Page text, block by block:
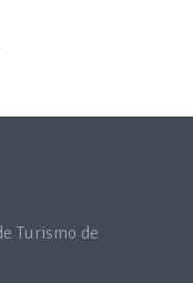
Turismo de